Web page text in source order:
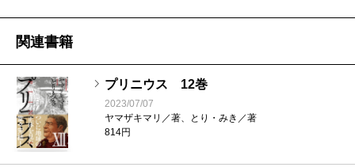
関連書籍
プリニウス 12巻
2023/07/07
ヤマザキマリ／著、とり・みき／著
814円